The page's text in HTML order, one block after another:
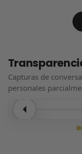
Capturas de
personales